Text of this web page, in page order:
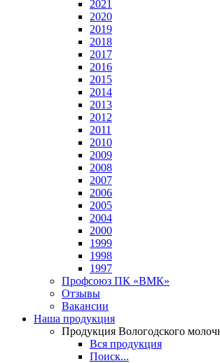
2021
2020
2019
2018
2017
2016
2015
2014
2013
2012
2011
2010
2009
2008
2007
2006
2005
2004
2000
1999
1998
1997
Профсоюз ПК «ВМК»
Отзывы
Вакансии
Наша продукция
Продукция Вологодского
Вся продукция
Поиск...